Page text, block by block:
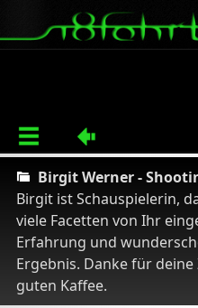
Birgit Werner -
Birgit ist Schauspielerin,
viele Facetten von Ihr
Erfahrung und
Ergebnis. Danke für
guten Kaffee.